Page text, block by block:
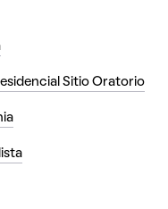
Sitio Oratorio